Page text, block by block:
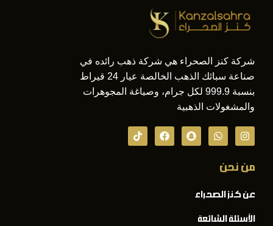
شركة كنز الصحراء هي شركة ذهب رائده في
صناعة سبائك الذهب الخالصة عيار 24 قيراط
بنسبة 999.9 لكل جرام، وصياغة المجوهرات
والمشغولات الذهبية
من نحن
عن كنز الصحراء
الأسئلة الشائعة